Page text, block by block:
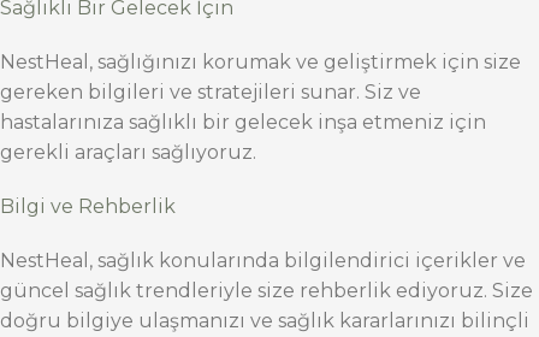
Sağlıklı Bir Gelecek İçin
NestHeal, sağlığınızı korumak ve geliştirmek için size
gereken bilgileri ve stratejileri sunar. Siz ve
hastalarınıza sağlıklı bir gelecek inşa etmeniz için
gerekli araçları sağlıyoruz.
Bilgi ve Rehberlik
NestHeal, sağlık konularında bilgilendirici içerikler ve
güncel sağlık trendleriyle size rehberlik ediyoruz. Size
doğru bilgiye ulaşmanızı ve sağlık kararlarınızı bilinçli